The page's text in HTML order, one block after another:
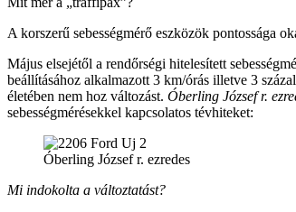
A korszerű sebességmérő eszközök pontossága
Május elsejétől a rendőrségi hitelesített
beállításához alkalmazott 3 km/órás illetve 3
életében nem hoz változást. Óberling József r.
sebességmérésekkel kapcsolatos tévhiteket:
Óberling József r. ezredes
Mi indokolta a változtatást?